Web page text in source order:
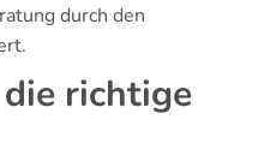
durch den
richtige